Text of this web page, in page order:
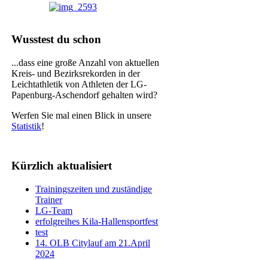
Wusstest du schon
...dass eine große Anzahl von aktuellen
Kreis- und Bezirksrekorden in der
Leichtathletik von Athleten der LG-
Papenburg-Aschendorf gehalten wird?
Werfen Sie mal einen Blick in unsere
Statistik!
Kürzlich aktualisiert
Trainingszeiten und zuständige
Trainer
LG-Team
erfolgreihes Kila-Hallensportfest
test
14. OLB Citylauf am 21.April
2024